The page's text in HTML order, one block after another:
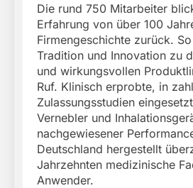
Die rund 750 Mitarbeiter
Erfahrung von über 100
Firmengeschichte zurück.
Tradition und Innovation zu
und wirkungsvollen
Ruf. Klinisch erprobte, in
Zulassungsstudien
Vernebler und
nachgewiesener
Deutschland hergestellt
Jahrzehnten medizinische
Anwender.